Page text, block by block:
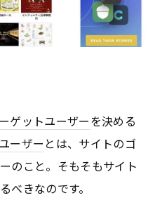
ゲットユーザーを決める
ーザー とは、サイトのゴ
のこと。そもそもサイト
べきなのです。